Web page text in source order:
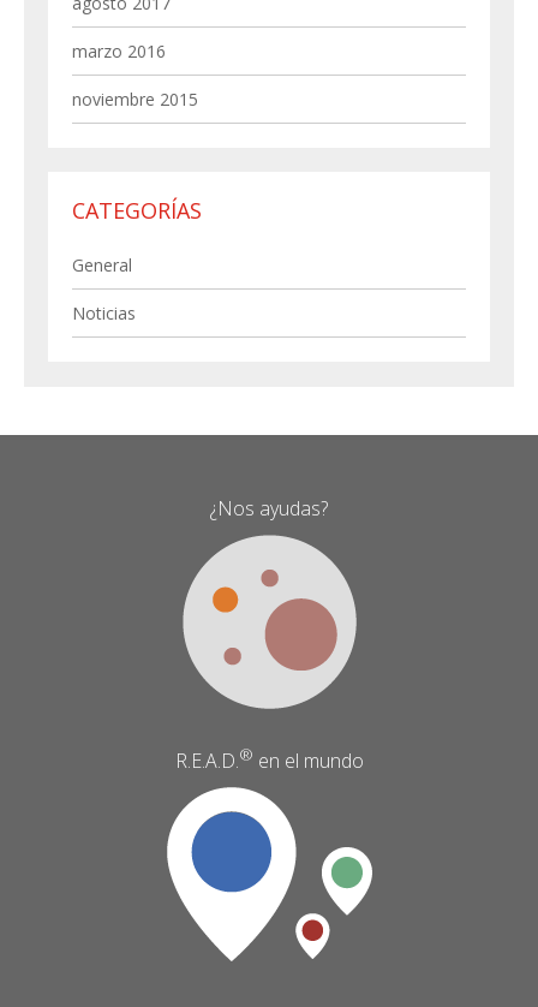
marzo 2016
noviembre 2015
CATEGORÍAS
General
Noticias
¿Nos ayudas?
R.E.A.D.® en el mundo